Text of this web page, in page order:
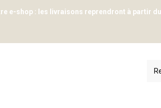
e-shop : les livraisons reprendront à partir